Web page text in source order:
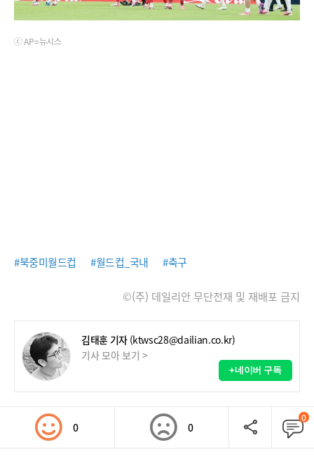
ⓒ AP=뉴시스
#북중미월드컵 #월드컵_국내 #축구
©(주) 데일리안 무단전재 및 재배포 금지
김태훈 기자 (ktwsc28@dailian.co.kr)
기사 모아 보기 >
+네이버 구독
0 0
0